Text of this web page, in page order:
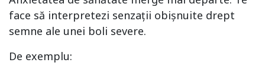
face să interpretezi senzații obișnuite drept
semne ale unei boli severe.
De exemplu: